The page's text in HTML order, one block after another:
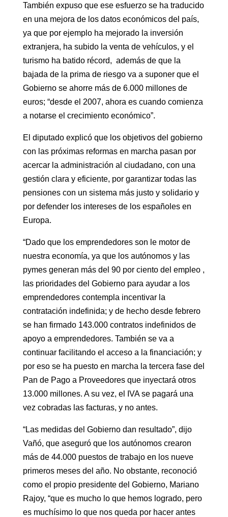
También expuso que ese esfuerzo se ha traducido
en una mejora de los datos económicos del país,
ya que por ejemplo ha mejorado la inversión
extranjera, ha subido la venta de vehículos, y el
turismo ha batido récord, además de que la
bajada de la prima de riesgo va a suponer que el
Gobierno se ahorre más de 6.000 millones de
euros; “desde el 2007, ahora es cuando comienza
a notarse el crecimiento económico”.
El diputado explicó que los objetivos del gobierno
con las próximas reformas en marcha pasan por
acercar la administración al ciudadano, con una
gestión clara y eficiente, por garantizar todas las
pensiones con un sistema más justo y solidario y
por defender los intereses de los españoles en
Europa.
“Dado que los emprendedores son le motor de
nuestra economía, ya que los autónomos y las
pymes generan más del 90 por ciento del empleo ,
las prioridades del Gobierno para ayudar a los
emprendedores contempla incentivar la
contratación indefinida; y de hecho desde febrero
se han firmado 143.000 contratos indefinidos de
apoyo a emprendedores. También se va a
continuar facilitando el acceso a la financiación; y
por eso se ha puesto en marcha la tercera fase del
Pan de Pago a Proveedores que inyectará otros
13.000 millones. A su vez, el IVA se pagará una
vez cobradas las facturas, y no antes.
“Las medidas del Gobierno dan resultado”, dijo
Vañó, que aseguró que los autónomos crearon
más de 44.000 puestos de trabajo en los nueve
primeros meses del año. No obstante, reconoció
como el propio presidente del Gobierno, Mariano
Rajoy, “que es mucho lo que hemos logrado, pero
es muchísimo lo que nos queda por hacer antes